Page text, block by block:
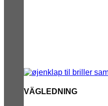
VÄGLEDNING